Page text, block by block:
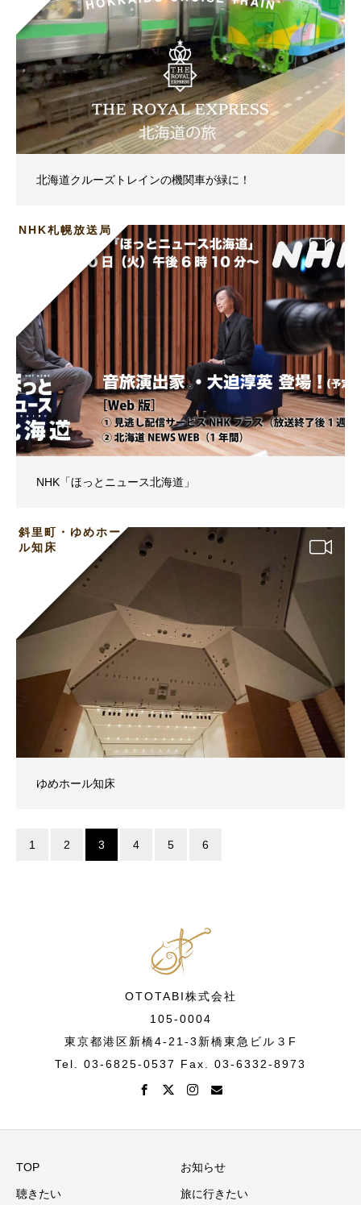
北海道クルーズトレインの機関車が緑に！
NHK札幌放送局
NHK「ほっとニュース北海道」
斜里町・ゆめホー
ル知床
ゆめホール知床
1 2 3 4 5 6
OTOTABI株式会社
105-0004
東京都港区新橋4-21-3新橋東急ビル３F
Tel. 03-6825-0537 Fax. 03-6332-8973
TOP お知らせ
聴きたい 旅に行きたい